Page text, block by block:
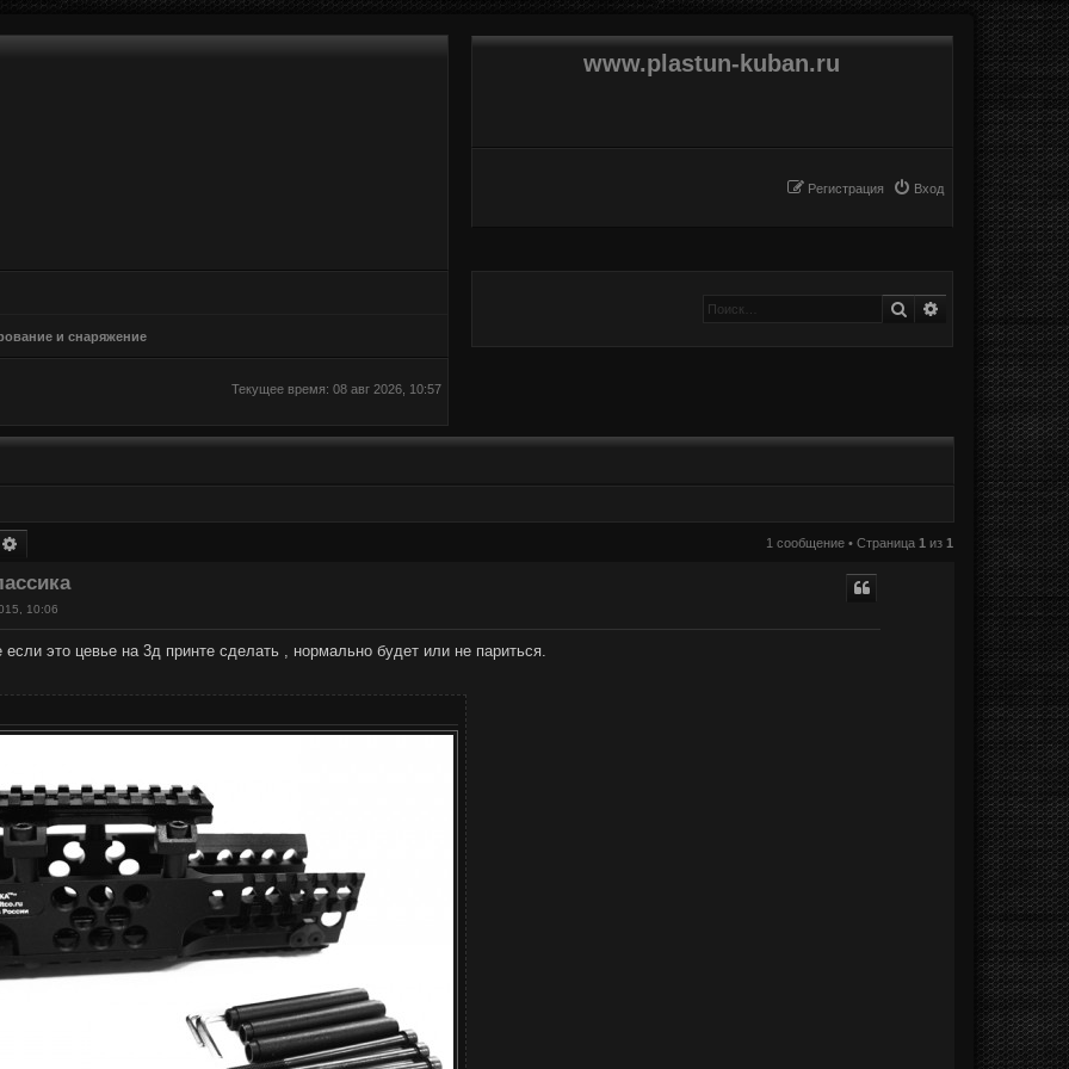
www.plastun-kuban.ru
Вход
Регистрация
и снаряжение
Поиск Расширенный
Текущее время: 08 авг 2026, 10:57
1 сообщение • Страница 1 из 1
10:06
если это цевье на 3д принте сделать , нормально будет или не париться.